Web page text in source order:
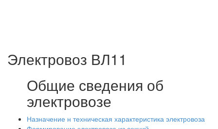
Электровоз ВЛ11
Общие сведения об
электровозе
Назначение н техническая характеристика электровоза